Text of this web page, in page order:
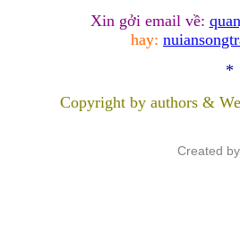
Xin gởi email về:
hay:
*
Copyright by authors &
Created